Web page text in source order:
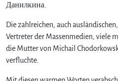
Данилкина.
Die zahlreichen, auch
Vertreter der Massenmedien, viele
die Mutter von Michail
verfluchte.